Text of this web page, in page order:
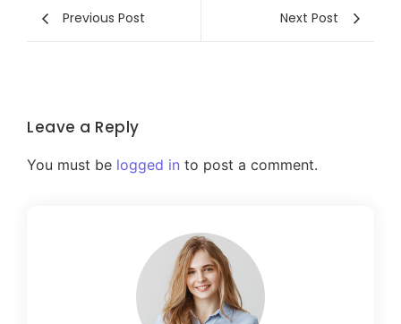
Previous Post Next Post
Leave a Reply
You must be logged in to post a comment.